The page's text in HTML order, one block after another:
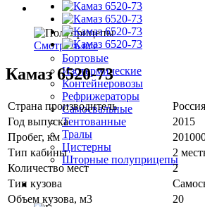
Полуприцепы
Смотреть все
Бортовые
Изотермические
Контейнеровозы
Рефрижераторы
Самосвальные
Тентованные
Тралы
Цистерны
Шторные полуприцепы
Грузовики
Камаз 6520-73
Страна производитель
Россия
Год выпуска
2015
Пробег, км
Тип кабины
2
Количество мест
2
Тип кузова
Объем кузова, м3
20